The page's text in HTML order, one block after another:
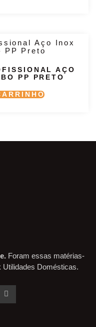
AÇO
PP PRETO
Foram essas matérias-
Utilidades Domésticas.